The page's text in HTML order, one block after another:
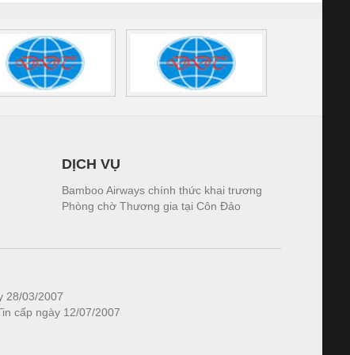
DỊCH VỤ
Bamboo Airways chính thức khai trương
Phòng chờ Thương gia tại Côn Đảo
28/03/2007
cấp ngày 12/07/2007